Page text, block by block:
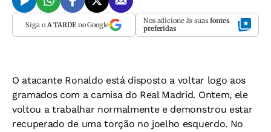
Siga o A TARDEno Google Nos adicione às suas fontes
preferidas
O atacante Ronaldo está disposto a voltar logo aos
gramados com a camisa do Real Madrid. Ontem, ele
voltou a trabalhar normalmente e demonstrou estar
recuperado de uma torção no joelho esquerdo. No